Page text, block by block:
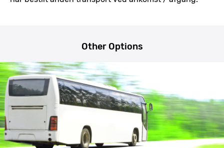
Other Options